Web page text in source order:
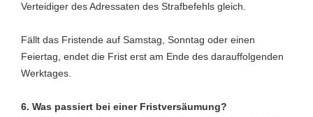
Verteidiger des Adressaten des Strafbefehls gleich.
Fällt das Fristende auf Samstag, Sonntag oder einen
Feiertag, endet die Frist erst am Ende des darauffolgenden
Werktages.
6. Was passiert bei einer Fristversäumung?